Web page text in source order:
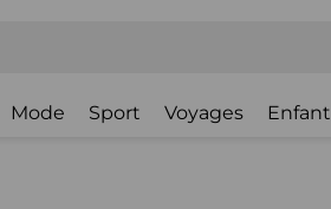
Mode Sport Voyages Enfant